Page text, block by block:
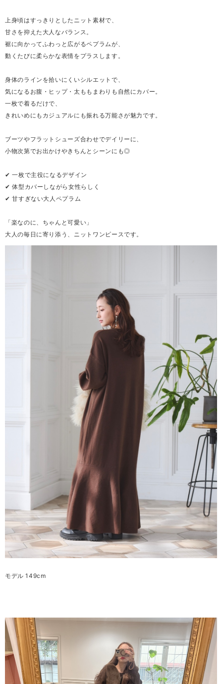
上身頃はすっきりとしたニット素材で、
甘さを抑えた大人なバランス。
裾に向かってふわっと広がるペプラムが、
動くたびに柔らかな表情をプラスします。
身体のラインを拾いにくいシルエットで、
気になるお腹・ヒップ・太ももまわりも自然にカバー。
一枚で着るだけで、
きれいめにもカジュアルにも振れる万能さが魅力です。
ブーツやフラットシューズ合わせでデイリーに、
小物次第でお出かけやきちんとシーンにも◎
✔ 一枚で主役になるデザイン
✔ 体型カバーしながら女性らしく
✔ 甘すぎない大人ペプラム
「楽なのに、ちゃんと可愛い」
大人の毎日に寄り添う、ニットワンピースです。
モデル 149cm